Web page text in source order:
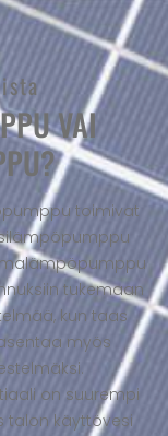
VAI
toimivat
tukemaan
kun taas
myös
on suurempi
talon käyttövesi